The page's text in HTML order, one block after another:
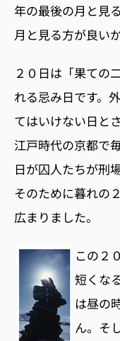
年の最後の月と見
月と見る方が良い
２０日は「果ての
れる忌み日です。
てはいけない日と
江戸時代の京都で
日が囚人たちが刑
そのために暮れの
広まりました。
この２
短くな
は昼の
ん。そ